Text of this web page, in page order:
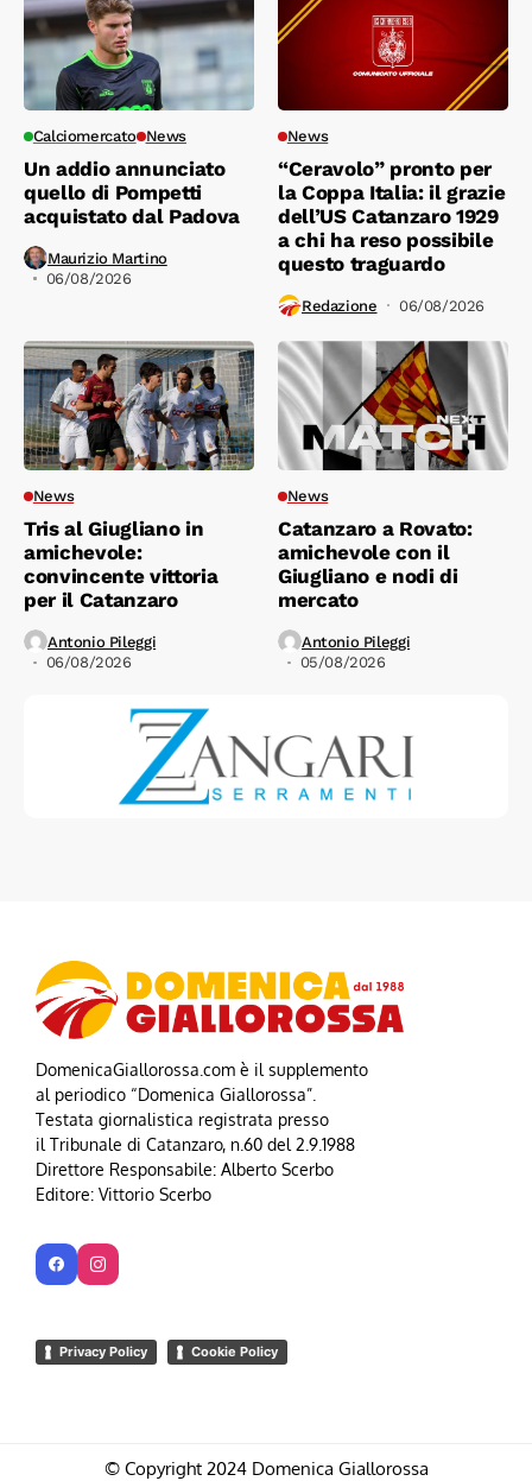
Calciomercato News
Un addio annunciato
quello di Pompetti
acquistato dal Padova
Maurizio Martino
06/08/2026
News
“Ceravolo” pronto per
la Coppa Italia: il grazie
dell’US Catanzaro 1929
a chi ha reso possibile
questo traguardo
Redazione 06/08/2026
News
Tris al Giugliano in
amichevole:
convincente vittoria
per il Catanzaro
Antonio Pileggi
06/08/2026
News
Catanzaro a Rovato:
amichevole con il
Giugliano e nodi di
mercato
Antonio Pileggi
05/08/2026
DomenicaGiallorossa.com è il supplemento
al periodico “Domenica Giallorossa”.
Testata giornalistica registrata presso
il Tribunale di Catanzaro, n.60 del 2.9.1988
Direttore Responsabile: Alberto Scerbo
Editore: Vittorio Scerbo
Privacy Policy Cookie Policy
© Copyright 2024 Domenica Giallorossa